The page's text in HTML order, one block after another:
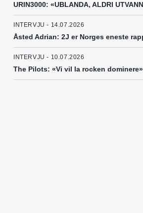
URIN3000: «UBLANDA, ALDRI
INTERVJU - 14.07.2026
Åsted Adrian: 2J er Norges eneste
INTERVJU - 10.07.2026
The Pilots: «Vi vil la rocken dominere»